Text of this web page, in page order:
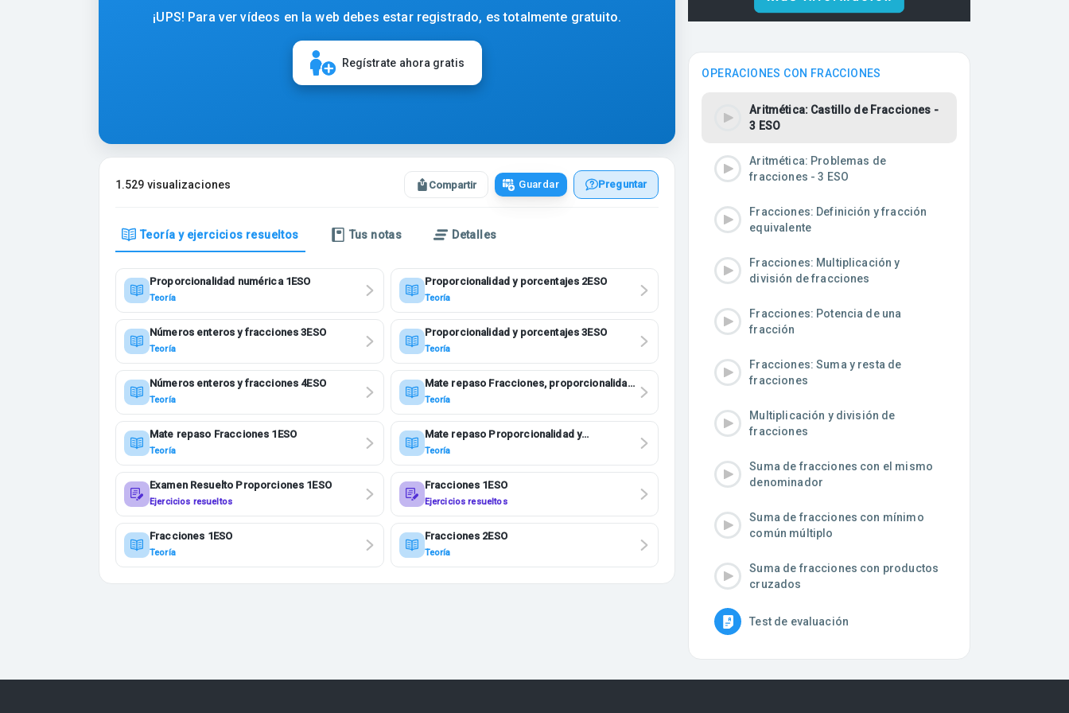
¡UPS! Para ver vídeos en la web debes estar registrado, es totalmente gratuito.
Regístrate ahora gratis
1.529 visualizaciones Compartir Guardar Preguntar
Teoría y ejercicios resueltos Tus notas Detalles
Proporcionalidad numérica 1ESO
Teoría
Proporcionalidad y porcentajes 2ESO
Teoría
Números enteros y fracciones 3ESO
Teoría
Proporcionalidad y porcentajes 3ESO
Teoría
Números enteros y fracciones 4ESO
Teoría
Mate repaso Fracciones, proporcionalidad
y porcentajes 2ESO
Teoría
Mate repaso Fracciones 1ESO
Teoría
Mate repaso Proporcionalidad y
porcentajes 1ESO
Teoría
Examen Resuelto Proporciones 1ESO
Ejercicios resueltos
Fracciones 1ESO
Ejercicios resueltos
Fracciones 1ESO
Teoría
Fracciones 2ESO
Teoría
OPERACIONES CON FRACCIONES
Aritmética: Castillo de Fracciones -
3 ESO
Aritmética: Problemas de
fracciones - 3 ESO
Fracciones: Definición y fracción
equivalente
Fracciones: Multiplicación y
división de fracciones
Fracciones: Potencia de una
fracción
Fracciones: Suma y resta de
fracciones
Multiplicación y división de
fracciones
Suma de fracciones con el mismo
denominador
Suma de fracciones con mínimo
común múltiplo
Suma de fracciones con productos
cruzados
Test de evaluación